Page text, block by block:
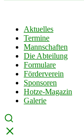
Aktuelles
Termine
Mannschaften
Die Abteilung
Formulare
Förderverein
Sponsoren
Hotze-Magazin
Galerie